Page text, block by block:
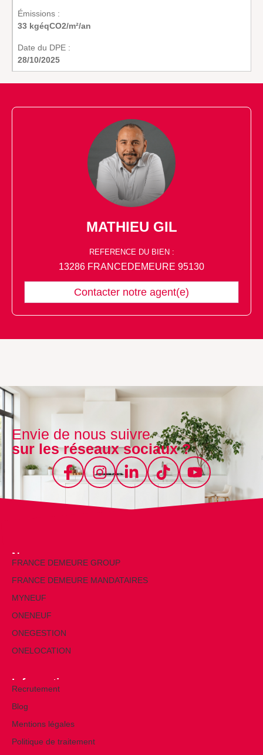
Émissions :
33 kgéqCO2/m²/an
Date du DPE :
28/10/2025
MATHIEU GIL
REFERENCE DU BIEN :
13286 FRANCEDEMEURE 95130
Contacter notre agent(e)
Envie de nous suivre
sur les réseaux sociaux ?
Nos marques
FRANCE DEMEURE GROUP
FRANCE DEMEURE MANDATAIRES
MYNEUF
ONENEUF
ONEGESTION
ONELOCATION
Informations
Recrutement
Blog
Mentions légales
Politique de traitement